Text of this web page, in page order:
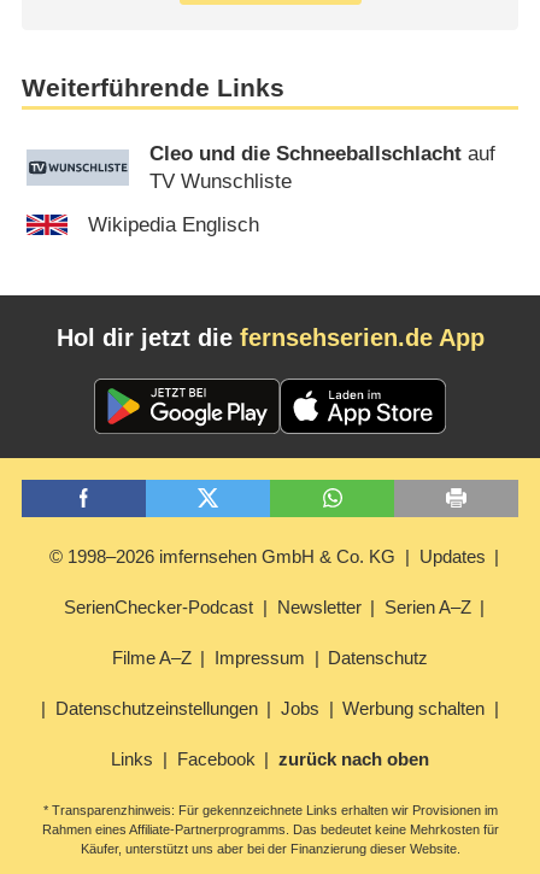
Weiterführende Links
Cleo und die Schneeballschlacht auf
TV Wunschliste
Wikipedia Englisch
Hol dir jetzt die fernsehserien.de App
© 1998–2026 imfernsehen GmbH & Co. KG Updates
SerienChecker-Podcast Newsletter Serien A–Z
Filme A–Z Impressum Datenschutz
Datenschutzeinstellungen Jobs Werbung schalten
Links Facebook zurück nach oben
* Transparenzhinweis: Für gekennzeichnete Links erhalten wir Provisionen im
Rahmen eines Affiliate-Partnerprogramms. Das bedeutet keine Mehrkosten für
Käufer, unterstützt uns aber bei der Finanzierung dieser Website.